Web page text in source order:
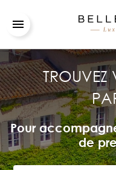
TROUVEZ
Pour
de